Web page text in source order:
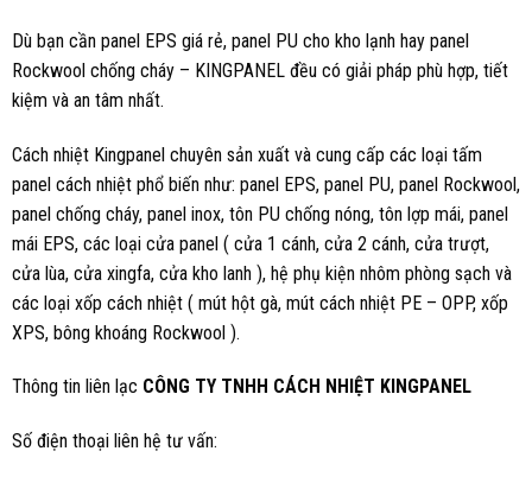
Dù bạn cần panel EPS giá rẻ, panel PU cho kho lạnh hay panel
Rockwool chống cháy – KINGPANEL đều có giải pháp phù hợp, tiết
kiệm và an tâm nhất.
Cách nhiệt Kingpanel chuyên sản xuất và cung cấp các loại tấm
panel cách nhiệt phổ biến như: panel EPS, panel PU, panel Rockwool,
panel chống cháy, panel inox, tôn PU chống nóng, tôn lợp mái, panel
mái EPS, các loại cửa panel ( cửa 1 cánh, cửa 2 cánh, cửa trượt,
cửa lùa, cửa xingfa, cửa kho lanh ), hệ phụ kiện nhôm phòng sạch và
các loại xốp cách nhiệt ( mút hột gà, mút cách nhiệt PE – OPP, xốp
XPS, bông khoáng Rockwool ).
Thông tin liên lạc CÔNG TY TNHH CÁCH NHIỆT KINGPANEL
Số điện thoại liên hệ tư vấn: